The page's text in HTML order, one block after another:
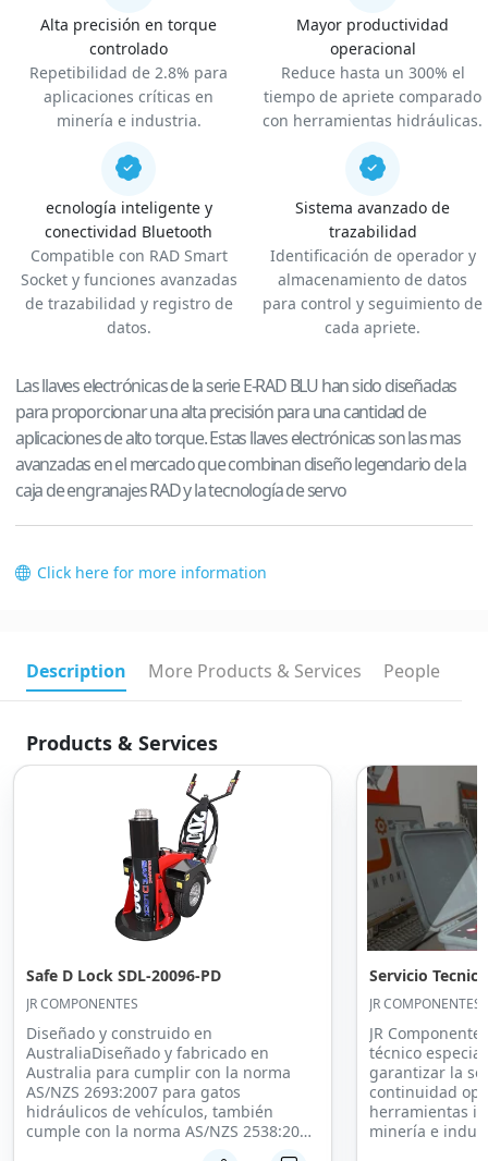
Alta precisión en torque
controlado
Repetibilidad de 2.8% para
aplicaciones críticas en
minería e industria.
Mayor productividad
operacional
Reduce hasta un 300% el
tiempo de apriete comparado
con herramientas hidráulicas.
ecnología inteligente y
conectividad Bluetooth
Compatible con RAD Smart
Socket y funciones avanzadas
de trazabilidad y registro de
datos.
Sistema avanzado de
trazabilidad
Identificación de operador y
almacenamiento de datos
para control y seguimiento de
cada apriete.
Las llaves electrónicas de la serie E-RAD BLU han sido diseñadas
para proporcionar una alta precisión para una cantidad de
aplicaciones de alto torque. Estas llaves electrónicas son las mas
avanzadas en el mercado que combinan diseño legendario de la
caja de engranajes RAD y la tecnología de servo
Click here for more information
Description More Products & Services People
Products & Services
Safe D Lock SDL-20096-PD
JR COMPONENTES
Diseñado y construido en
AustraliaDiseñado y fabricado en
Australia para cumplir con la norma
AS/NZS 2693:2007 para gatos
hidráulicos de vehículos, también
cumple con la norma AS/NZS 2538:2004
Servicio
JR COMPONENTES
JR
técnico
garantizar la
continuidad
herramientas
minería e